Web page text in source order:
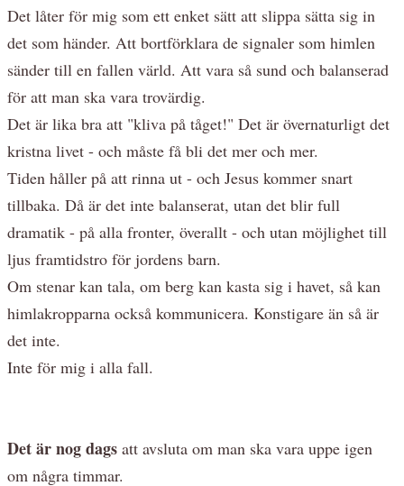
Det låter för mig som ett enket sätt att slippa sätta sig in
det som händer. Att bortförklara de signaler som himlen
sänder till en fallen värld. Att vara så sund och balanserad
för att man ska vara trovärdig.
Det är lika bra att "kliva på tåget!" Det är övernaturligt det
kristna livet - och måste få bli det mer och mer.
Tiden håller på att rinna ut - och Jesus kommer snart
tillbaka. Då är det inte balanserat, utan det blir full
dramatik - på alla fronter, överallt - och utan möjlighet till
ljus framtidstro för jordens barn.
Om stenar kan tala, om berg kan kasta sig i havet, så kan
himlakropparna också kommunicera. Konstigare än så är
det inte.
Inte för mig i alla fall.
Det är nog dags att avsluta om man ska vara uppe igen
om några timmar.